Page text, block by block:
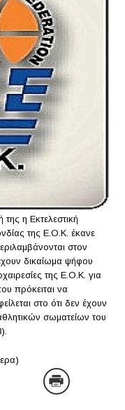
η Εκτελεστική
της Ε.Ο.Κ. έκανε
στον
δικαίωμα ψήφου
της Ε.Ο.Κ. για
πρόκειται να
στο ότι δεν έχουν
σωματείων του